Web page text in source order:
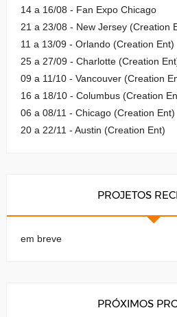
14 a 16/08 - Fan Expo Chicago
21 a 23/08 - New Jersey (Creation
11 a 13/09 - Orlando (Creation Ent)
25 a 27/09 - Charlotte (Creation
09 a 11/10 - Vancouver (Creation
16 a 18/10 - Columbus (Creation
06 a 08/11 - Chicago (Creation Ent)
20 a 22/11 - Austin (Creation Ent)
PROJETOS
em breve
PRÓXIMOS